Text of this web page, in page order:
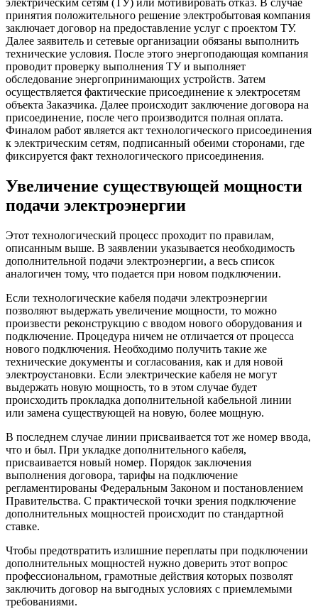
электрическим сетям (ТУ) или мотивировать отказ. В случае
принятия положительного решение электробытовая компания
заключает договор на предоставление услуг с проектом ТУ.
Далее заявитель и сетевые организации обязаны выполнить
технические условия. После этого энергоподающая компания
проводит проверку выполнения ТУ и выполняет
обследование энергопринимающих устройств. Затем
осуществляется фактические присоединение к электросетям
объекта Заказчика. Далее происходит заключение договора на
присоединение, после чего производится полная оплата.
Финалом работ является акт технологического присоединения
к электрическим сетям, подписанный обеими сторонами, где
фиксируется факт технологического присоединения.
Увеличение существующей мощности
подачи электроэнергии
Этот технологический процесс проходит по правилам,
описанным выше. В заявлении указывается необходимость
дополнительной подачи электроэнергии, а весь список
аналогичен тому, что подается при новом подключении.
Если технологические кабеля подачи электроэнергии
позволяют выдержать увеличение мощности, то можно
произвести реконструкцию с вводом нового оборудования и
подключение. Процедура ничем не отличается от процесса
нового подключения. Необходимо получить такие же
технические документы и согласования, как и для новой
электроустановки. Если электрические кабеля не могут
выдержать новую мощность, то в этом случае будет
происходить прокладка дополнительной кабельной линии
или замена существующей на новую, более мощную.
В последнем случае линии присваивается тот же номер ввода,
что и был. При укладке дополнительного кабеля,
присваивается новый номер. Порядок заключения
выполнения договора, тарифы на подключение
регламентированы Федеральным Законом и постановлением
Правительства. С практической точки зрения подключение
дополнительных мощностей происходит по стандартной
ставке.
Чтобы предотвратить излишние переплаты при подключении
дополнительных мощностей нужно доверить этот вопрос
профессиональном, грамотные действия которых позволят
заключить договор на выгодных условиях с приемлемыми
требованиями.